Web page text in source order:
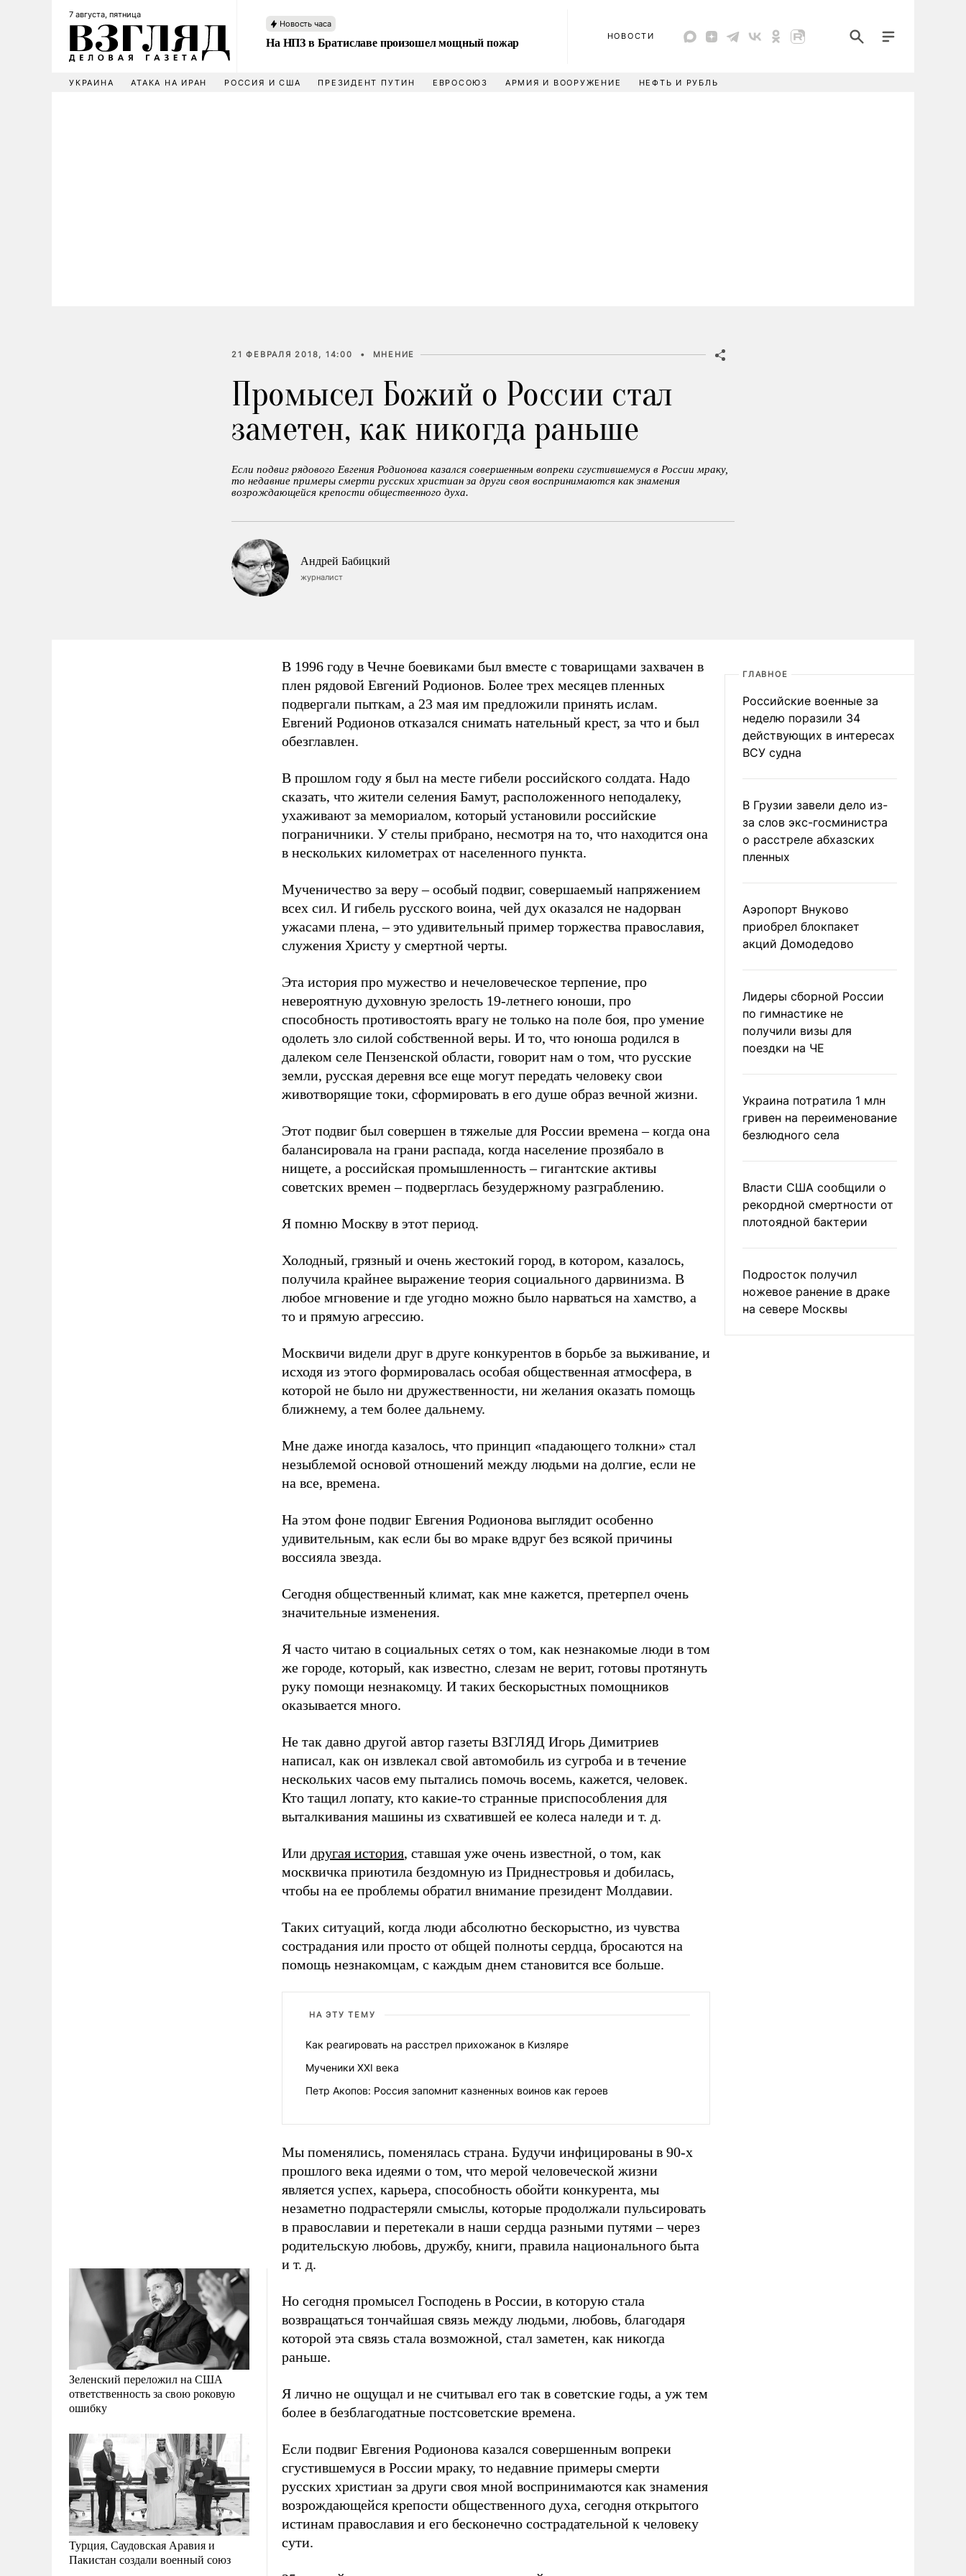
7 августа, пятница
Новость часа
На НПЗ в Братиславе произошел мощный пожар НОВОСТИ
УКРАИНА АТАКА НА ИРАН РОССИЯ И США ПРЕЗИДЕНТ ПУТИН ЕВРОСОЮЗ АРМИЯ И ВООРУЖЕНИЕ НЕФТЬ И РУБЛЬ
21 ФЕВРАЛЯ 2018, 14:00 • МНЕНИЕ
Промысел Божий о России стал
заметен, как никогда раньше
Если подвиг рядового Евгения Родионова казался совершенным вопреки сгустившемуся в России мраку,
то недавние примеры смерти русских христиан за други своя воспринимаются как знамения
возрождающейся крепости общественного духа.
Андрей Бабицкий
журналист
Зеленский переложил на США
ответственность за свою роковую
ошибку
Турция, Саудовская Аравия и
Пакистан создали военный союз
В 1996 году в Чечне боевиками был вместе с товарищами захвачен в
плен рядовой Евгений Родионов. Более трех месяцев пленных
подвергали пыткам, а 23 мая им предложили принять ислам.
Евгений Родионов отказался снимать нательный крест, за что и был
обезглавлен.
В прошлом году я был на месте гибели российского солдата. Надо
сказать, что жители селения Бамут, расположенного неподалеку,
ухаживают за мемориалом, который установили российские
пограничники. У стелы прибрано, несмотря на то, что находится она
в нескольких километрах от населенного пункта.
Мученичество за веру – особый подвиг, совершаемый напряжением
всех сил. И гибель русского воина, чей дух оказался не надорван
ужасами плена, – это удивительный пример торжества православия,
служения Христу у смертной черты.
Эта история про мужество и нечеловеческое терпение, про
невероятную духовную зрелость 19-летнего юноши, про
способность противостоять врагу не только на поле боя, про умение
одолеть зло силой собственной веры. И то, что юноша родился в
далеком селе Пензенской области, говорит нам о том, что русские
земли, русская деревня все еще могут передать человеку свои
животворящие токи, сформировать в его душе образ вечной жизни.
Этот подвиг был совершен в тяжелые для России времена – когда она
балансировала на грани распада, когда население прозябало в
нищете, а российская промышленность – гигантские активы
советских времен – подверглась безудержному разграблению.
Я помню Москву в этот период.
Холодный, грязный и очень жестокий город, в котором, казалось,
получила крайнее выражение теория социального дарвинизма. В
любое мгновение и где угодно можно было нарваться на хамство, а
то и прямую агрессию.
Москвичи видели друг в друге конкурентов в борьбе за выживание, и
исходя из этого формировалась особая общественная атмосфера, в
которой не было ни дружественности, ни желания оказать помощь
ближнему, а тем более дальнему.
Мне даже иногда казалось, что принцип «падающего толкни» стал
незыблемой основой отношений между людьми на долгие, если не
на все, времена.
На этом фоне подвиг Евгения Родионова выглядит особенно
удивительным, как если бы во мраке вдруг без всякой причины
воссияла звезда.
Сегодня общественный климат, как мне кажется, претерпел очень
значительные изменения.
Я часто читаю в социальных сетях о том, как незнакомые люди в том
же городе, который, как известно, слезам не верит, готовы протянуть
руку помощи незнакомцу. И таких бескорыстных помощников
оказывается много.
Не так давно другой автор газеты ВЗГЛЯД Игорь Димитриев
написал, как он извлекал свой автомобиль из сугроба и в течение
нескольких часов ему пытались помочь восемь, кажется, человек.
Кто тащил лопату, кто какие-то странные приспособления для
выталкивания машины из схватившей ее колеса наледи и т. д.
Или другая история, ставшая уже очень известной, о том, как
москвичка приютила бездомную из Приднестровья и добилась,
чтобы на ее проблемы обратил внимание президент Молдавии.
Таких ситуаций, когда люди абсолютно бескорыстно, из чувства
сострадания или просто от общей полноты сердца, бросаются на
помощь незнакомцам, с каждым днем становится все больше.
НА ЭТУ ТЕМУ
Как реагировать на расстрел прихожанок в Кизляре
Мученики XXI века
Петр Акопов: Россия запомнит казненных воинов как героев
Мы поменялись, поменялась страна. Будучи инфицированы в 90-х
прошлого века идеями о том, что мерой человеческой жизни
является успех, карьера, способность обойти конкурента, мы
незаметно подрастеряли смыслы, которые продолжали пульсировать
в православии и перетекали в наши сердца разными путями – через
родительскую любовь, дружбу, книги, правила национального быта
и т. д.
Но сегодня промысел Господень в России, в которую стала
возвращаться тончайшая связь между людьми, любовь, благодаря
которой эта связь стала возможной, стал заметен, как никогда
раньше.
Я лично не ощущал и не считывал его так в советские годы, а уж тем
более в безблагодатные постсоветские времена.
Если подвиг Евгения Родионова казался совершенным вопреки
сгустившемуся в России мраку, то недавние примеры смерти
русских христиан за други своя мной воспринимаются как знамения
возрождающейся крепости общественного духа, сегодня открытого
истинам православия и его бесконечно сострадательной к человеку
сути.
ГЛАВНОЕ
Российские военные за
неделю поразили 34
действующих в интересах
ВСУ судна
В Грузии завели дело из-
за слов экс-госминистра
о расстреле абхазских
пленных
Аэропорт Внуково
приобрел блокпакет
акций Домодедово
Лидеры сборной России
по гимнастике не
получили визы для
поездки на ЧЕ
Украина потратила 1 млн
гривен на переименование
безлюдного села
Власти США сообщили о
рекордной смертности от
плотоядной бактерии
Подросток получил
ножевое ранение в драке
на севере Москвы